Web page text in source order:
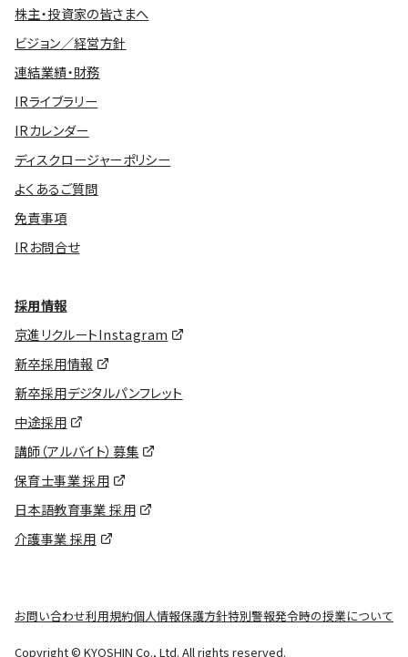
株主・投資家の皆さまへ
ビジョン／経営方針
連結業績・財務
IRライブラリー
IRカレンダー
ディスクロージャーポリシー
よくあるご質問
免責事項
IRお問合せ
採用情報
京進リクルートInstagram
新卒採用情報
新卒採用デジタルパンフレット
中途採用
講師（アルバイト）募集
保育士事業 採用
日本語教育事業 採用
介護事業 採用
お問い合わせ利用規約個人情報保護方針特別警報発令時の授業について
Copyright © KYOSHIN Co., Ltd. All rights reserved.